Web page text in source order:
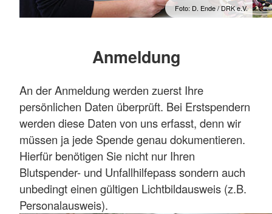
Foto: D. Ende / DRK e.V.
Anmeldung
An der Anmeldung werden zuerst Ihre
persönlichen Daten überprüft. Bei Erstspendern
werden diese Daten von uns erfasst, denn wir
müssen ja jede Spende genau dokumentieren.
Hierfür benötigen Sie nicht nur Ihren
Blutspender- und Unfallhilfepass sondern auch
unbedingt einen gültigen Lichtbildausweis (z.B.
Personalausweis).